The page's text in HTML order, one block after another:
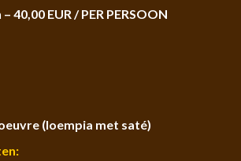
40,00 EUR / PER PERSOON
(loempia met saté)